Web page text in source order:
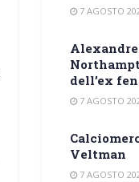
7 AGOSTO
dell’ex
7 AGOSTO
Veltman
7 AGOSTO